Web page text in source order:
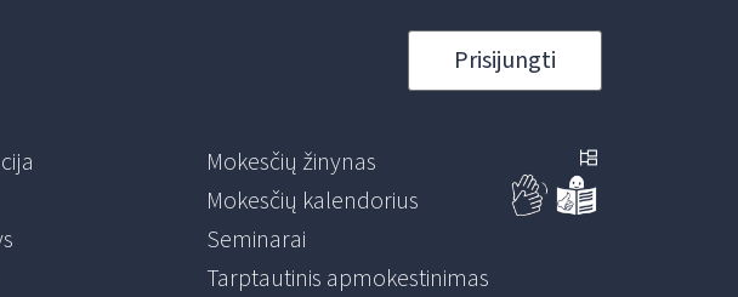
Prisijungti
Mokesčių žinynas
Mokesčių kalendorius
Seminarai
Tarptautinis apmokestinimas